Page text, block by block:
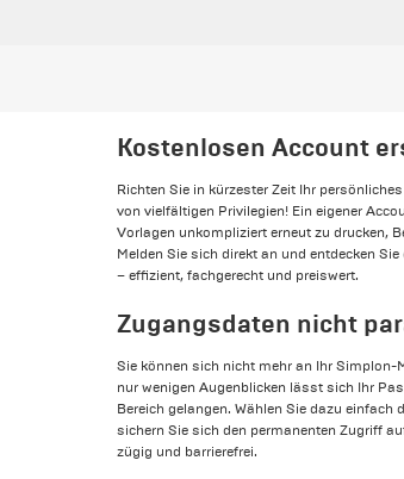
Kostenlosen Account
Richten Sie in kürzester Zeit Ihr
von vielfältigen Privilegien! Ein eigener
Vorlagen unkompliziert erneut zu drucken,
Melden Sie sich direkt an und entdecken
– effizient, fachgerecht und preiswert.
Zugangsdaten nicht
Sie können sich nicht mehr an Ihr
nur wenigen Augenblicken lässt sich Ihr
Bereich gelangen. Wählen Sie dazu einfach
sichern Sie sich den permanenten Zugriff
zügig und barrierefrei.